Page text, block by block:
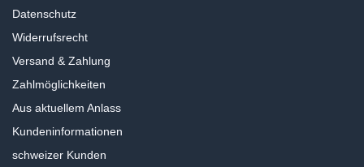
Datenschutz
Widerrufsrecht
Versand & Zahlung
Zahlmöglichkeiten
Aus aktuellem Anlass
Kundeninformationen
schweizer Kunden